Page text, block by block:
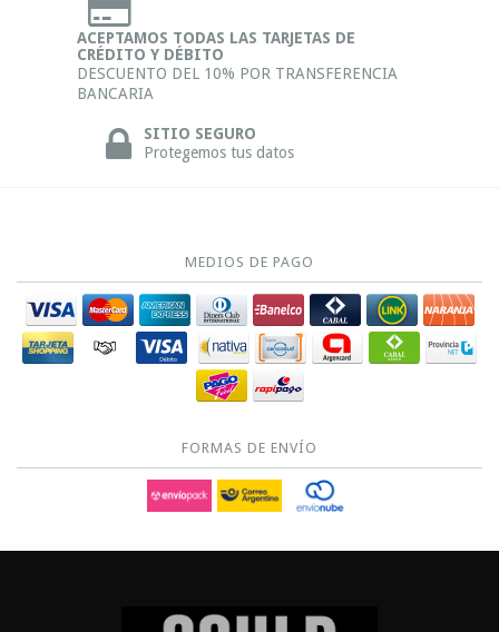
ACEPTAMOS TODAS LAS TARJETAS DE
CRÉDITO Y DÉBITO
DESCUENTO DEL 10% POR TRANSFERENCIA
BANCARIA
SITIO SEGURO
Protegemos tus datos
MEDIOS DE PAGO
FORMAS DE ENVÍO